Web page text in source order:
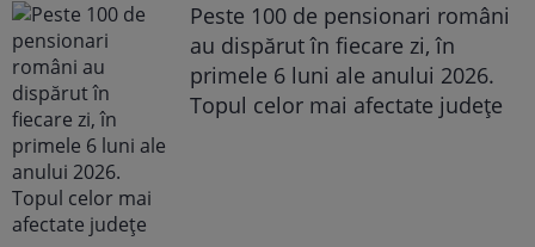
Peste 100 de pensionari români
au dispărut în fiecare zi, în
primele 6 luni ale anului 2026.
Topul celor mai afectate județe